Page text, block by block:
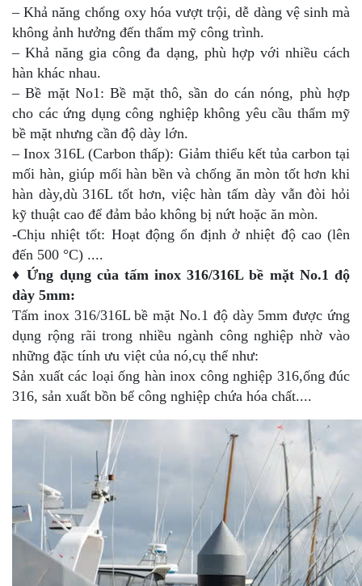
– Khả năng chống oxy hóa vượt trội, dễ dàng vệ sinh mà
không ảnh hưởng đến thẩm mỹ công trình.
– Khả năng gia công đa dạng, phù hợp với nhiều cách
hàn khác nhau.
– Bề mặt No1: Bề mặt thô, sần do cán nóng, phù hợp
cho các ứng dụng công nghiệp không yêu cầu thẩm mỹ
bề mặt nhưng cần độ dày lớn.
– Inox 316L (Carbon thấp): Giảm thiểu kết tủa carbon tại
mối hàn, giúp mối hàn bền và chống ăn mòn tốt hơn khi
hàn dày,dù 316L tốt hơn, việc hàn tấm dày vẫn đòi hỏi
kỹ thuật cao để đảm bảo không bị nứt hoặc ăn mòn.
-Chịu nhiệt tốt: Hoạt động ổn định ở nhiệt độ cao (lên
đến 500 °C) ....
♦ Ứng dụng của tấm inox 316/316L bề mặt No.1 độ
dày 5mm:
Tấm inox 316/316L bề mặt No.1 độ dày 5mm được ứng
dụng rộng rãi trong nhiều ngành công nghiệp nhờ vào
những đặc tính ưu việt của nó,cụ thể như:
Sản xuất các loại ống hàn inox công nghiệp 316,ống đúc
316, sản xuất bồn bể công nghiệp chứa hóa chất....